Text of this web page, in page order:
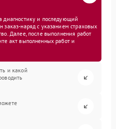
диагностику и последующий
заказ-наряд с указанием страховых
Далее, после выполнения работ
акт выполненных работ и
и какой